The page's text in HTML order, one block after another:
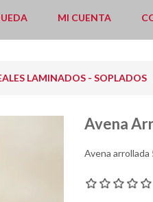
MI CUENTA
LAMINADOS - SOPLADOS
Avena
Avena arrollada